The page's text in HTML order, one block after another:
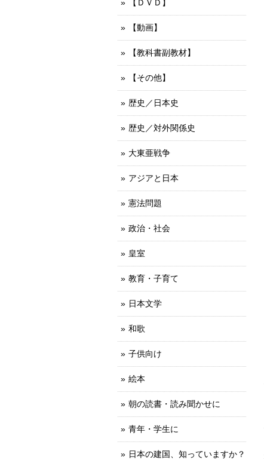
【ＤＶＤ】
【動画】
【教科書副教材】
【その他】
歴史／日本史
歴史／対外関係史
大東亜戦争
アジアと日本
憲法問題
政治・社会
皇室
教育・子育て
日本文学
和歌
子供向け
絵本
朝の読書・読み聞かせに
青年・学生に
日本の建国、知っていますか？